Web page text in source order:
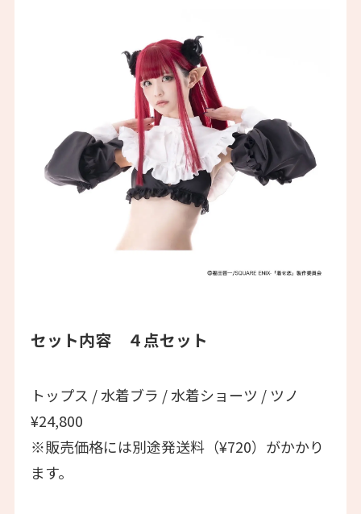
セット内容 ４点セット
トップス / 水着ブラ / 水着ショーツ / ツノ
¥24,800
※販売価格には別途発送料（¥720）がかかり
ます。